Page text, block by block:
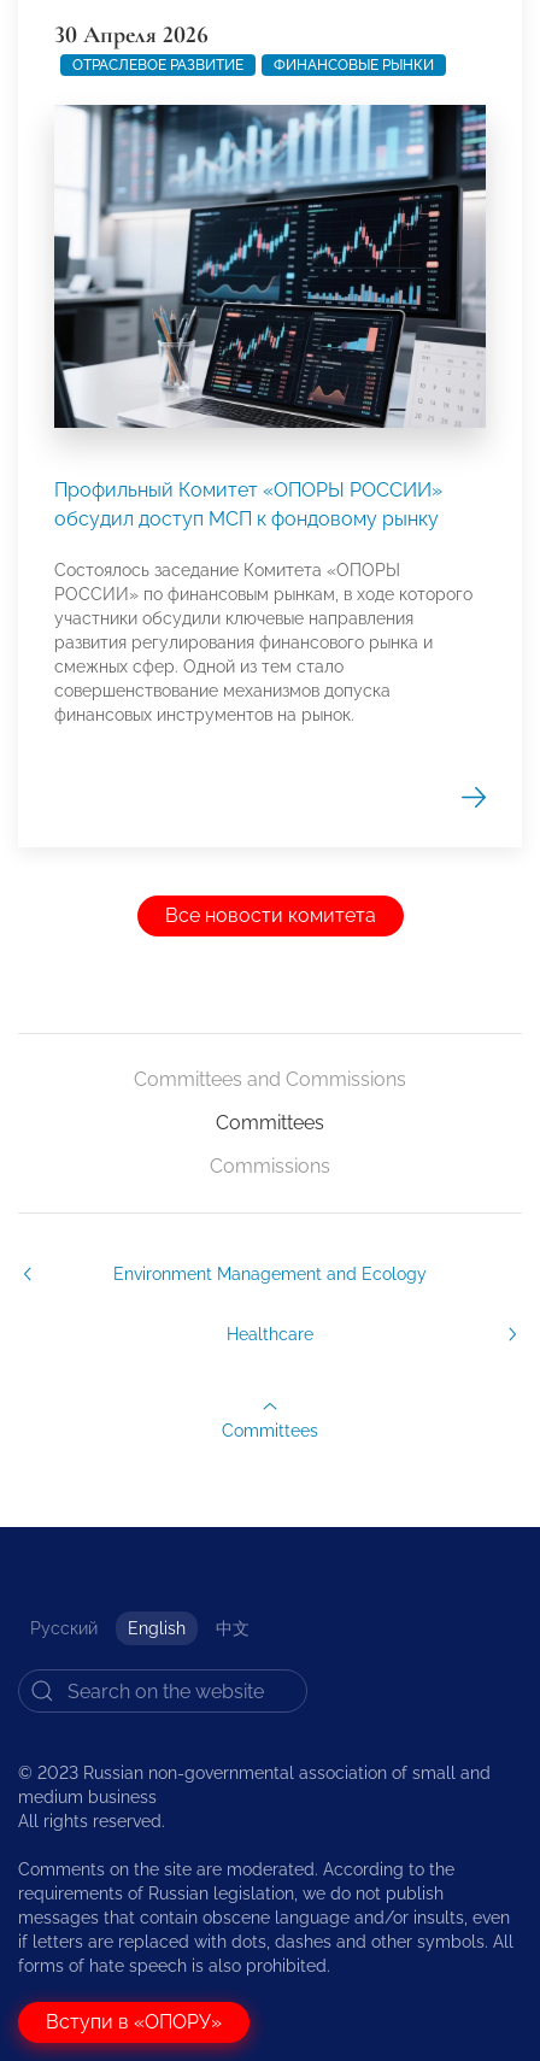
30 Апреля 2026
ОТРАСЛЕВОЕ РАЗВИТИЕ ФИНАНСОВЫЕ РЫНКИ
Профильный Комитет «ОПОРЫ РОССИИ»
обсудил доступ МСП к фондовому рынку
Состоялось заседание Комитета «ОПОРЫ
РОССИИ» по финансовым рынкам, в ходе которого
участники обсудили ключевые направления
развития регулирования финансового рынка и
смежных сфер. Одной из тем стало
совершенствование механизмов допуска
финансовых инструментов на рынок.
Все новости комитета
Committees and Commissions
Committees
Commissions
Environment Management and Ecology
Healthcare
Committees
Русский English 中文
© 2023 Russian non-governmental association of small and
medium business
All rights reserved.
Comments on the site are moderated. According to the
requirements of Russian legislation, we do not publish
messages that contain obscene language and/or insults, even
if letters are replaced with dots, dashes and other symbols. All
forms of hate speech is also prohibited.
Вступи в «ОПОРУ»